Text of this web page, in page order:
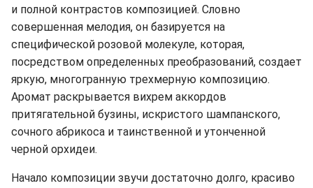
и полной контрастов композицией. Словно
совершенная мелодия, он базируется на
специфической розовой молекуле, которая,
посредством определенных преобразований, создает
яркую, многогранную трехмерную композицию.
Аромат раскрывается вихрем аккордов
притягательной бузины, искристого шампанского,
сочного абрикоса и таинственной и утонченной
черной орхидеи.
Начало композиции звучи достаточно долго, красиво